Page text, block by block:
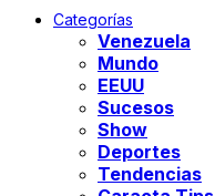
Categorías
Venezuela
Mundo
EEUU
Sucesos
Show
Deportes
Tendencias